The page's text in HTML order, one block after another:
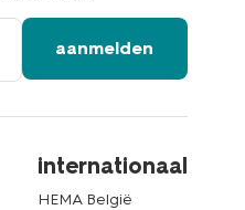
aanmelden
internationaal
HEMA België